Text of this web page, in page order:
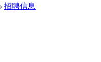
› 招聘信息